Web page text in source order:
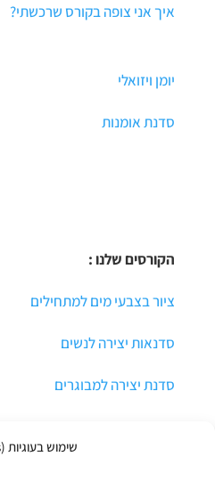
שימוש בעוגיות (Cookies)
איך אני צופה בקורס שרכשתי?
יומן ויזואלי
סדנת אומנות
הקורסים שלנו :
ציור בצבעי מים למתחילים
סדנאות יצירה לנשים
סדנת יצירה למבוגרים